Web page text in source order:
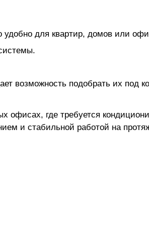
удобно для квартир, домов или
возможность подобрать их под
где требуется
и стабильной работой на